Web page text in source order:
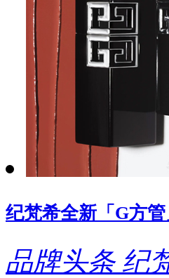
纪梵希全新「G方
品牌头条 纪